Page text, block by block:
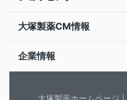
大塚製薬CM情報
企業情報